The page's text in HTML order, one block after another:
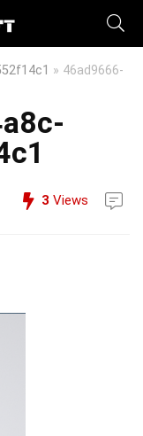
» 46ad9666-
3 Views